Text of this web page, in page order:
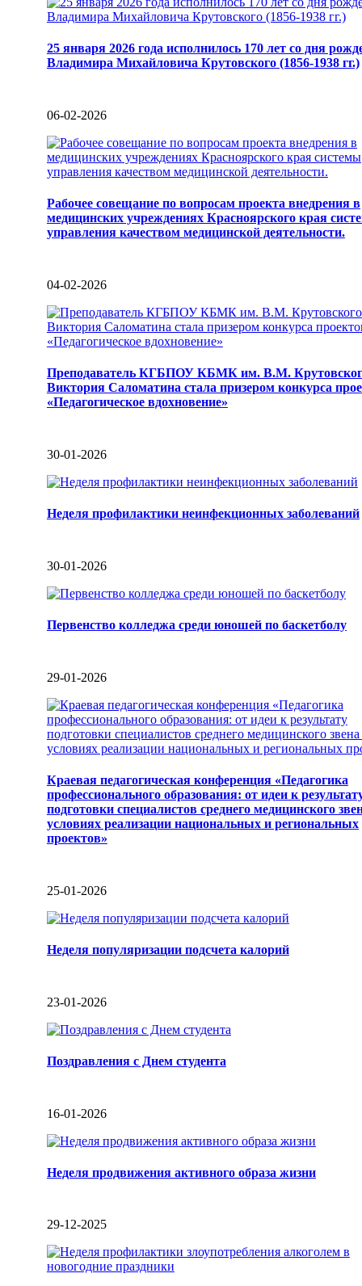
25 января 2026 года исполнилось 170 лет со дня
Владимира Михайловича Крутовского (1856-1938 гг.)
06-02-2026
Рабочее совещание по вопросам проекта внедрения в
медицинских учреждениях Красноярского края
управления качеством медицинской деятельности.
04-02-2026
Преподаватель КГБПОУ КБМК им. В.М.
Виктория Саломатина стала призером конкурса
«Педагогическое вдохновение»
30-01-2026
Неделя профилактики неинфекционных заболеваний
30-01-2026
Первенство колледжа среди юношей по баскетболу
29-01-2026
Краевая педагогическая конференция «Педагогика
профессионального образования: от идеи к
подготовки специалистов среднего медицинского
условиях реализации национальных и региональных
проектов»
25-01-2026
Неделя популяризации подсчета калорий
23-01-2026
Поздравления с Днем студента
16-01-2026
Неделя продвижения активного образа жизни
29-12-2025